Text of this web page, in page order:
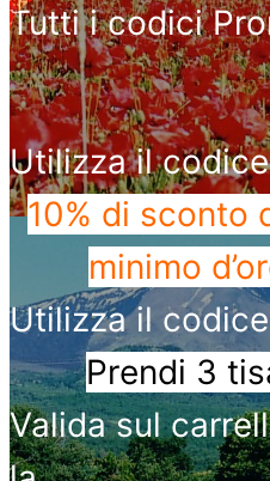
Tutti i codici
Utilizza il
10% di sconto
minimo
Utilizza il codice
Prendi 3
Valida sul